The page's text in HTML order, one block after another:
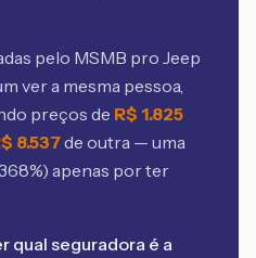
pelo MSMB pro Jeep
ver a mesma pessoa,
preços de R$ 1.825
8.537de outra — uma
%) apenas por ter
qual seguradora é a